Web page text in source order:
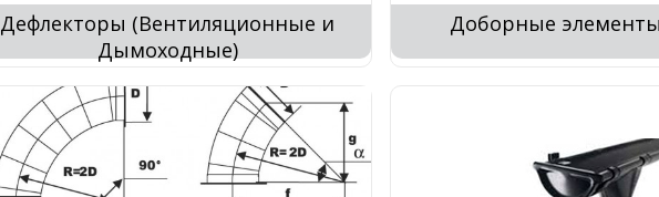
Дефлекторы (Вентиляционные и
Дымоходные)
Доборные